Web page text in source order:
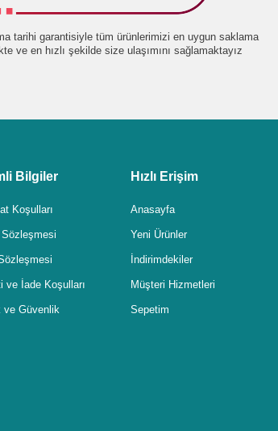
tarihi garantisiyle tüm ürünlerimizi en uygun saklama
ve en hızlı şekilde size ulaşımını sağlamaktayız
Bilgiler
Koşulları
ve İade Koşulları
ve Güvenlik
Hızlı Erişim
Anasayfa
Yeni Ürünler
İndirimdekiler
Müşteri Hizmetleri
Sepetim